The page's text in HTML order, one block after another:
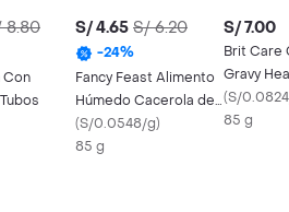
8.80
Con
S/ 4.65 S/ 6.20
-24%
Fancy Feast Alimento
Húmedo Cacerola de
Pollo Para Gato
(S/0.0548/g)
85 g
S/ 7.00
Brit Care
Gravy
85 Gr
(S/
85 g